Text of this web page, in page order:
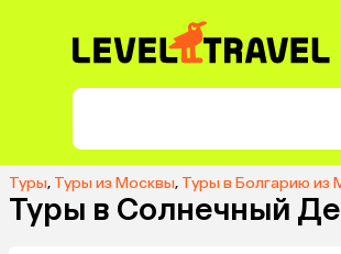
Туры, Туры из Москвы, Туры в Болгарию из
Туры в Солнечный